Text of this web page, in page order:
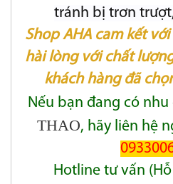
tránh bị trơn
Shop AHA cam kết
hài lòng với chất
khách hàng đã
Nếu bạn đang có nhu
THAO, hãy liên hệ
Hotline tư vấn